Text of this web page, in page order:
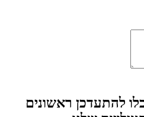
להתעדכן ראשונים